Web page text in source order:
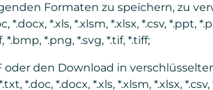
Formaten zu speichern, zu
*.xls, *.xlsm, *.xlsx, *.csv, *.ppt,
*.bmp, *.png, *.svg, *.tif, *.tiff;
oder den Download in
*.doc, *.docx, *.xls, *.xlsm, *.xlsx, *.csv,